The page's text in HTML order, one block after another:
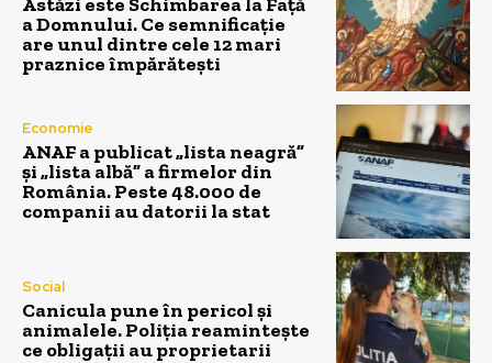
a Domnului. Ce semnificație
are unul dintre cele 12 mari
praznice împărătești
Economie
ANAF a publicat „lista neagră”
și „lista albă” a firmelor din
România. Peste 48.000 de
companii au datorii la stat
Social
Canicula pune în pericol și
animalele. Poliția reamintește
ce obligații au proprietarii